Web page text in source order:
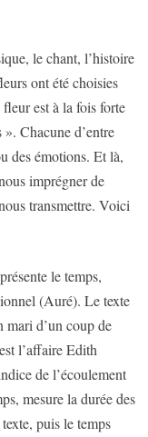
le chant, l’histoire
ont été choisies
est à la fois forte
Chacune d’entre
des émotions. Et là,
imprégner de
transmettre. Voici
le temps,
(Auré). Le texte
mari d’un coup de
l’affaire Edith
de l’écoulement
mesure la durée des
puis le temps